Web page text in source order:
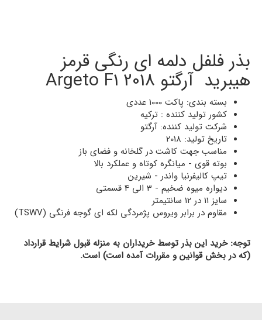
بذر فلفل دلمه ای رنگی قرمز
هیبرید آرگتو 2018 Argeto F1
بسته بندی: پاکت 1000 عددی
کشور تولید کننده : ترکیه
شرکت تولید کننده: آرگتو
تاریخ تولید: 2018
مناسب جهت کاشت در گلخانه و فضای باز
بوته قوی - میانگره کوتاه و عملکرد بالا
تیپ کالیفرنیا واندر - شیرین
دیواره میوه ضخیم - 3 الی 4 قسمتی
سایز 11 در 12 سانتیمتر
مقاوم در برابر ویروس پژمردگی لکه ای گوجه فرنگی (TSWV)
توجه: خرید این بذر توسط خریداران به منزله قبول شرایط قرارداد
(که در بخش قوانین و مقررات آمده است) است.